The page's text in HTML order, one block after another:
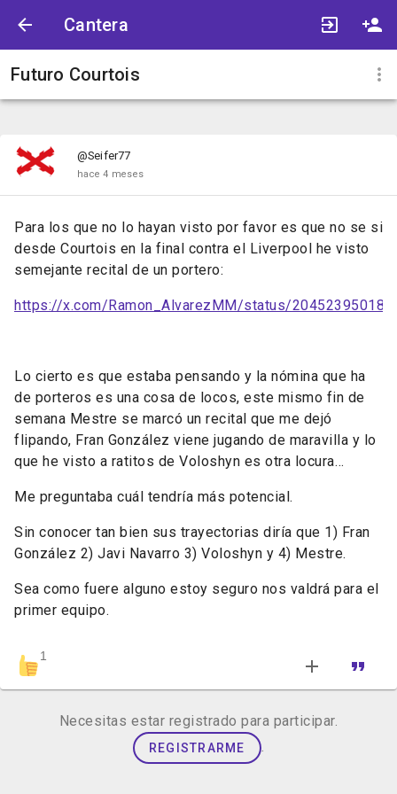
Cantera
Futuro Courtois
@Seifer77
hace 4 meses
Para los que no lo hayan visto por favor es que no se si
desde Courtois en la final contra el Liverpool he visto
semejante recital de un portero:
https://x.com/Ramon_AlvarezMM/status/
Lo cierto es que estaba pensando y la nómina que ha
de porteros es una cosa de locos, este mismo fin de
semana Mestre se marcó un recital que me dejó
flipando, Fran González viene jugando de maravilla y lo
que he visto a ratitos de Voloshyn es otra locura…
Me preguntaba cuál tendría más potencial.
Sin conocer tan bien sus trayectorias diría que 1) Fran
González 2) Javi Navarro 3) Voloshyn y 4) Mestre.
Sea como fuere alguno estoy seguro nos valdrá para el
primer equipo.
1
Necesitas estar registrado para participar.
REGISTRARME .